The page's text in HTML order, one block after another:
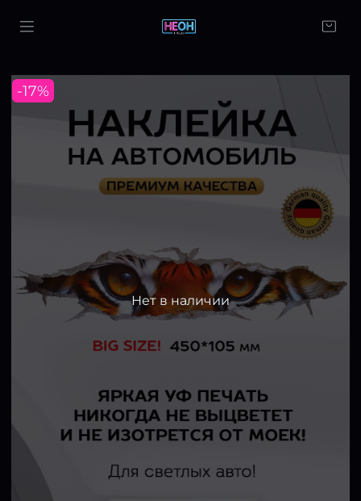
Нет в наличии
-17%